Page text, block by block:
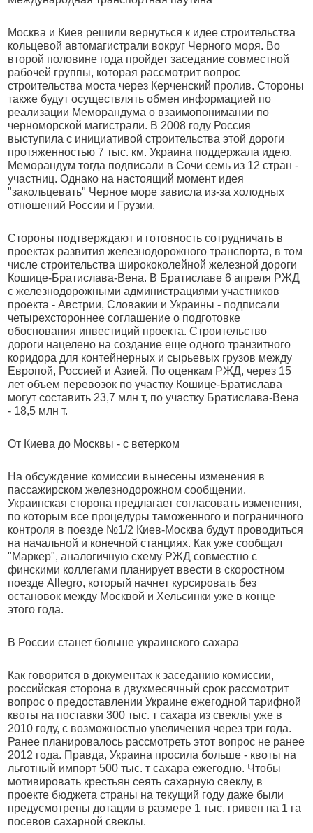
Москва и Киев решили вернуться к идее строительства
кольцевой автомагистрали вокруг Черного моря. Во
второй половине года пройдет заседание совместной
рабочей группы, которая рассмотрит вопрос
строительства моста через Керченский пролив. Стороны
также будут осуществлять обмен информацией по
реализации Меморандума о взаимопонимании по
черноморской магистрали. В 2008 году Россия
выступила с инициативой строительства этой дороги
протяженностью 7 тыс. км. Украина поддержала идею.
Меморандум тогда подписали в Сочи семь из 12 стран -
участниц. Однако на настоящий момент идея
"закольцевать" Черное море зависла из-за холодных
отношений России и Грузии.
Стороны подтверждают и готовность сотрудничать в
проектах развития железнодорожного транспорта, в том
числе строительства ширококолейной железной дороги
Кошице-Братислава-Вена. В Братиславе 6 апреля РЖД
с железнодорожными администрациями участников
проекта - Австрии, Словакии и Украины - подписали
четырехстороннее соглашение о подготовке
обоснования инвестиций проекта. Строительство
дороги нацелено на создание еще одного транзитного
коридора для контейнерных и сырьевых грузов между
Европой, Россией и Азией. По оценкам РЖД, через 15
лет объем перевозок по участку Кошице-Братислава
могут составить 23,7 млн т, по участку Братислава-Вена
- 18,5 млн т.
От Киева до Москвы - с ветерком
На обсуждение комиссии вынесены изменения в
пассажирском железнодорожном сообщении.
Украинская сторона предлагает согласовать изменения,
по которым все процедуры таможенного и пограничного
контроля в поезде №1/2 Киев-Москва будут проводиться
на начальной и конечной станциях. Как уже сообщал
"Маркер", аналогичную схему РЖД совместно с
финскими коллегами планирует ввести в скоростном
поезде Allegro, который начнет курсировать без
остановок между Москвой и Хельсинки уже в конце
этого года.
В России станет больше украинского сахара
Как говорится в документах к заседанию комиссии,
российская сторона в двухмесячный срок рассмотрит
вопрос о предоставлении Украине ежегодной тарифной
квоты на поставки 300 тыс. т сахара из свеклы уже в
2010 году, с возможностью увеличения через три года.
Ранее планировалось рассмотреть этот вопрос не ранее
2012 года. Правда, Украина просила больше - квоты на
льготный импорт 500 тыс. т сахара ежегодно. Чтобы
мотивировать крестьян сеять сахарную свеклу, в
проекте бюджета страны на текущий году даже были
предусмотрены дотации в размере 1 тыс. гривен на 1 га
посевов сахарной свеклы.